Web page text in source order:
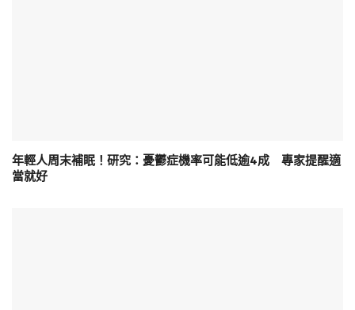
年輕人周末補眠！研究：憂鬱症機率可能低逾4成 專家提醒適
當就好